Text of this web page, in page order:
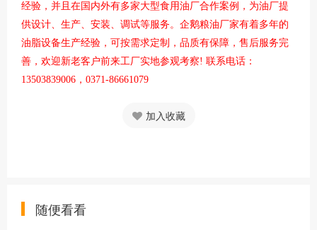
经验，并且在国内外有多家大型食用油厂合作案例，为油厂提
供设计、生产、安装、调试等服务。企鹅粮油厂家有着多年的
油脂设备生产经验，可按需求定制，品质有保障，售后服务完
善，欢迎新老客户前来工厂实地参观考察! 联系电话：
13503839006，0371-86661079
加入收藏
随便看看